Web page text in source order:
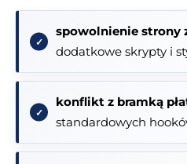
spowolnienie strony
dodatkowe skrypty i
konflikt z bramką
standardowych